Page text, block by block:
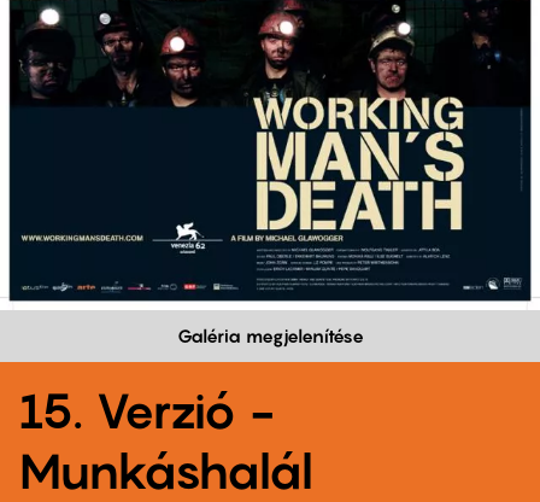
Galéria megjelenítése
15. Verzió -
Munkáshalál